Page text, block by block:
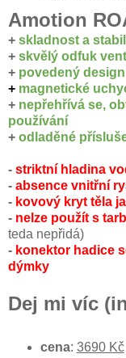
Amotion
+ skladnost a
+ skvělý odfuk
+ povedený
+ magnetické
+ nepřehřívá se,
používání
+ odladěné
- striktní hladina
- absence vnitřní
- kovový kryt těla
- nelze použít s
teda nepřidá)
- konektor hadice
dýmky
Dej mi víc
cena: 3690 Kč